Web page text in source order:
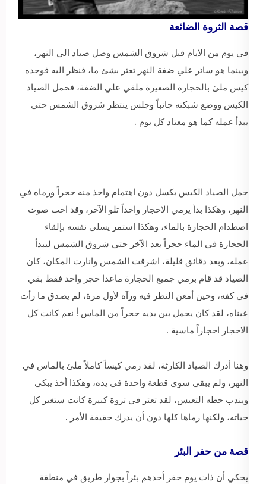
قصة الثروة الضائعة
في يوم من الايام قبل شروق الشمس وصل صياد الي النهر،
وبينما هو سائر علي ضفة النهر تعثر بشئ ما، فنظر اليه فوجده
كيس ملئ بالحجارة الصغيرة ملقي علي الضفة، فحمل الصياد
الكيس ووضع شبكته جانباً وجلس ينتظر شروق الشمس حتي
يبدأ عمله كما هو معتاد كل يوم .
حمل الصياد الكيس بكسل دون اهتمام واخذ منه حجراً ورماه في
النهر، وهكذا بدأ يرمي الاحجار واحداً تلو الآخر، وقد احب صوت
اصطدام الحجارة بالماء، وهكذا استمر يسلي نفسه بإلقاء
الحجارة في الماء حجراً بعد الآخر حتي شروق الشمس ليبدأ
عمله، وبعد دقائق قليلة، اشرقت الشمس وانارت المكان، كان
الصياد قد قام برمي جميع الحجارة ماعدا حجر واحد فقط بقي
في كفه، وحين أمعن النظر فيه ورآه لأول مرة، لم يصدق ما رأت
عيناه، لقد كان يحمل بين يديه حجراً من الماس ! نعم كانت كل
الاحجار احجاراً ماسية .
وهنا أدرك الصياد الكارثة، لقد رمي كيساً كاملاً ملئ بالماس في
النهر، ولم يبقي سوي قطعة واحدة في يده، وهكذا أخذ يبكي
ويندب حظه التعيس، لقد تعثر في ثروة كبيرة كانت ستغير كل
حياته، ولكنها رماها كلها دون أن يدرك حقيقة الأمر .
قصة من حفر البئر
يحكي أن ذات يوم حفر أحدهم بئراً بجوار طريق في منطقة